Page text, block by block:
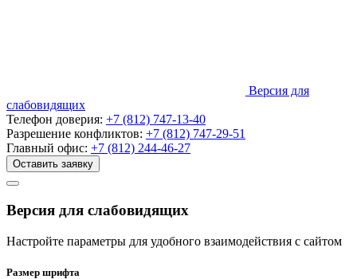
Версия для
слабовидящих
Телефон доверия: +7 (812) 747-13-40
Разрешение конфликтов: +7 (812) 747-29-51
Главный офис: +7 (812) 244-46-27
Оставить заявку
Версия для слабовидящих
Настройте параметры для удобного взаимодействия с сайтом
Размер шрифта